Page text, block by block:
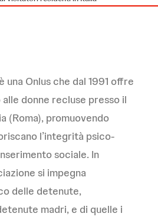
una Onlus che dal 1991 offre
donne recluse presso il
(Roma), promuovendo
l’integrità psico-
sociale. In
si impegna
delle detenute,
madri, e di quelle i